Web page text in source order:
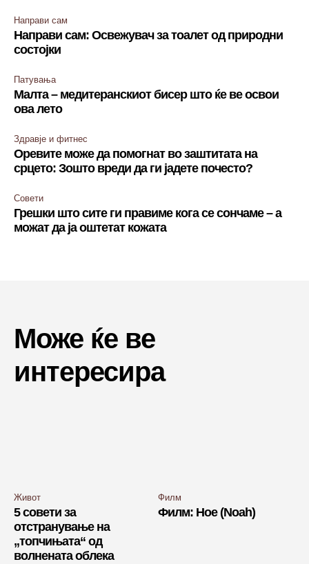
Направи сам
Направи сам: Освежувач за тоалет од природни
состојки
Патувања
Малта – медитеранскиот бисер што ќе ве освои
ова лето
Здравје и фитнес
Оревите може да помогнат во заштитата на
срцето: Зошто вреди да ги јадете почесто?
Совети
Грешки што сите ги правиме кога се сончаме – а
можат да ја оштетат кожата
Може ќе ве
интересира
Живот
5 совети за
отстранување на
„топчињата“ од
волнената облека
Филм
Филм: Ное (Noah)